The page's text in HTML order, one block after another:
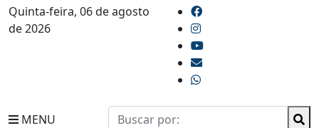
Quinta-feira, 06 de agosto
de 2026
MENU